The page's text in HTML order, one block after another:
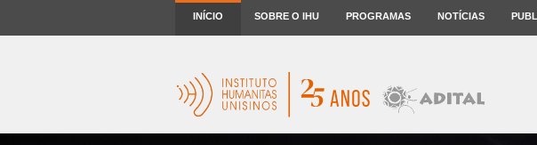
INÍCIO SOBRE O IHU PROGRAMAS NOTÍCIAS